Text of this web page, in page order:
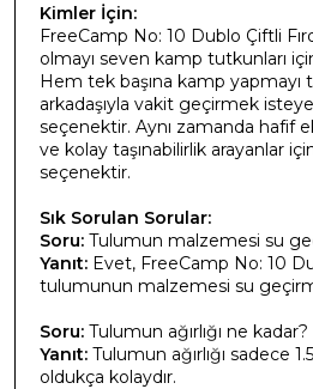
Kimler İçin:
FreeCamp No: 10 Dublo Çiftli
olmayı seven kamp tutkunları
Hem tek başına kamp
arkadaşıyla vakit geçirmek
seçenektir. Aynı zamanda hafif
ve kolay taşınabilirlik arayanlar
seçenektir.
Sık Sorulan Sorular:
Soru: Tulumun malzemesi su
Yanıt: Evet, FreeCamp No: 10
tulumunun malzemesi su
Soru: Tulumun ağırlığı ne kadar?
Yanıt: Tulumun ağırlığı sadece
oldukça kolaydır.